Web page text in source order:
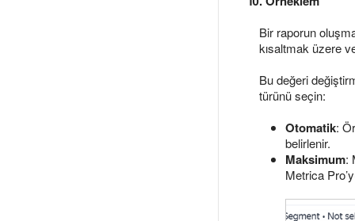
Bir raporun
kısaltmak üzere
Bu değeri
türünü seçin:
Otomatik:
belirlenir.
Maksimum:
Metrica